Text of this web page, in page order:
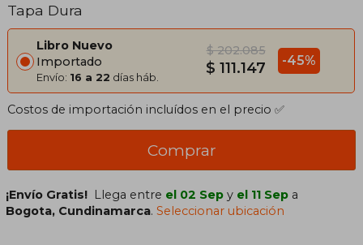
Tapa Dura
Libro Nuevo
Importado
Envío: 16 a 22 días háb.
$ 202.085
$ 111.147 -45%
Costos de importación incluídos en el precio ✅
Comprar
¡Envío Gratis! Llega entre el 02 Sep y el 11 Sep a
Bogota, Cundinamarca.Seleccionar ubicación